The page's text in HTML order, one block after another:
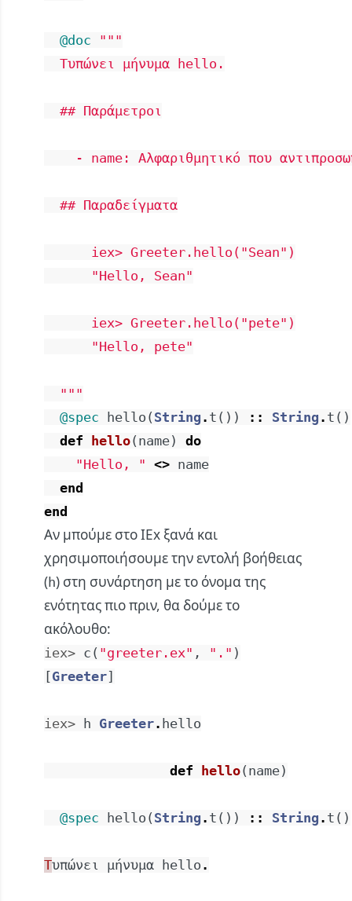
@doc
"""
  Τυπώνει μήνυμα hello.
  ## Παράμετροι
- name: Αλφαριθμητικό που
  ## Παραδείγματα
      iex> Greeter.hello("Sean")
      "Hello, Sean"
      iex> Greeter.hello("pete")
      "Hello, pete"
  """
@spec
hello ( String . t ( ) ) :: String . t ( )
def
hello( name)
do
"Hello, " <> name
end
end
Αν μπούμε στο IEx ξανά και
χρησιμοποιήσουμε την εντολή βοήθειας
(h) στη συνάρτηση με το όνομα της
ενότητας πιο πριν, θα δούμε το
ακόλουθο:
iex> c ( "greeter.ex" , "." )
[Greeter]
iex> h Greeter. hello
def hello( name)
@spec hello ( String . t ( ) ) :: String . t ( )
Τυπώνει μήνυμα hello .